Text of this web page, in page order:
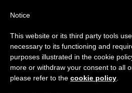
Notice
This website or its third party tools
necessary to its functioning and
purposes illustrated in the cookie
more or withdraw your consent to all
please refer to the cookie policy